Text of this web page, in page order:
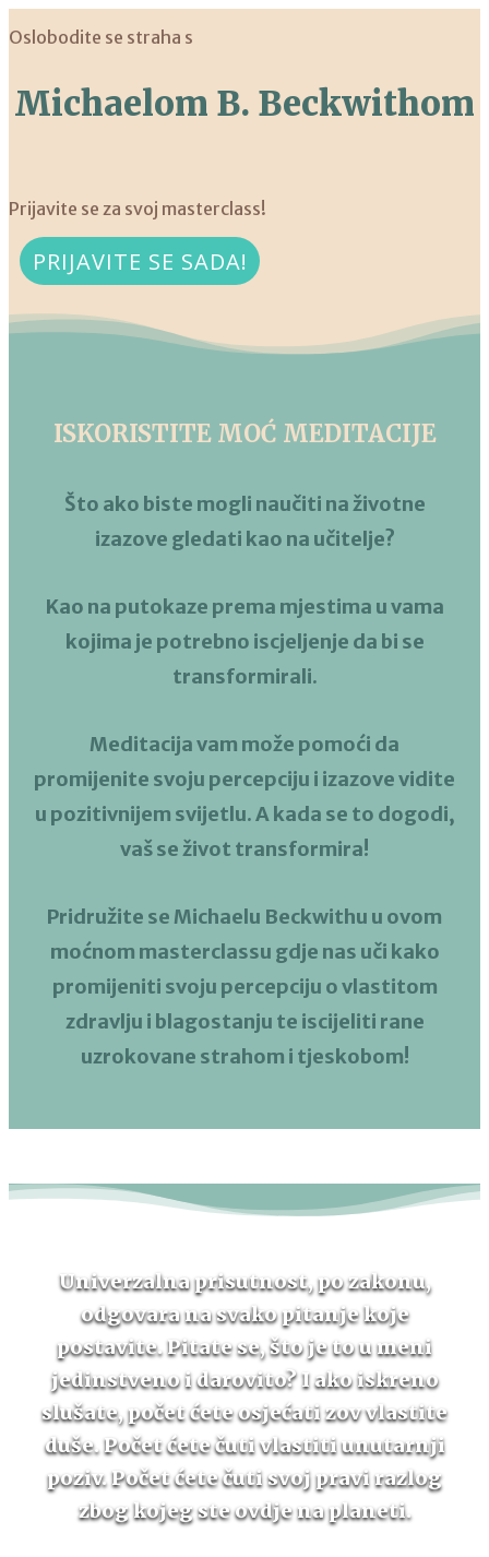
Oslobodite se straha s
Michaelom B. Beckwithom
Prijavite se za svoj masterclass!
PRIJAVITE SE SADA!
ISKORISTITE MOĆ MEDITACIJE
Što ako biste mogli naučiti na životne
izazove gledati kao na učitelje?
Kao na putokaze prema mjestima u vama
kojima je potrebno iscjeljenje da bi se
transformirali.
Meditacija vam može pomoći da
promijenite svoju percepciju i izazove vidite
u pozitivnijem svijetlu. A kada se to dogodi,
vaš se život transformira!
Pridružite se Michaelu Beckwithu u ovom
moćnom masterclassu gdje nas uči kako
promijeniti svoju percepciju o vlastitom
zdravlju i blagostanju te iscijeliti rane
uzrokovane strahom i tjeskobom!
Univerzalna prisutnost, po zakonu,
odgovara na svako pitanje koje
postavite. Pitate se, što je to u meni
jedinstveno i darovito? I ako iskreno
slušate, počet ćete osjećati zov vlastite
duše. Počet ćete čuti vlastiti unutarnji
poziv. Počet ćete čuti svoj pravi razlog
zbog kojeg ste ovdje na planeti.